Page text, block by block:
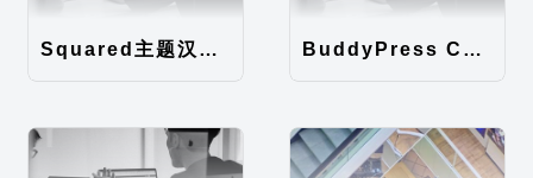
Squared主题汉化包 BuddyPress Colours主题汉化包